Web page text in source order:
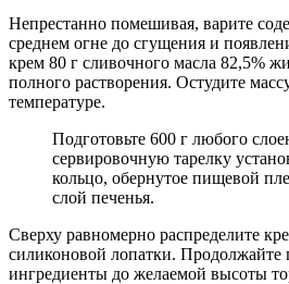
Непрестанно помешивая, варите
среднем огне до сгущения и
крем 80 г сливочного масла 82,5%
полного растворения. Остудите
температуре.
Подготовьте 600 г любого
сервировочную тарелку
кольцо, обернутое пищевой
слой печенья.
Сверху равномерно распределите
силиконовой лопатки. Продолжайте
ингредиенты до желаемой высоты